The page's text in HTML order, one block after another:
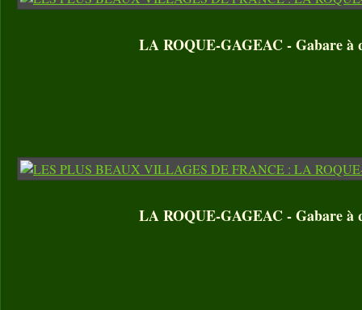
LA ROQUE-GAGEAC - Gabare à
LA ROQUE-GAGEAC - Gabare à